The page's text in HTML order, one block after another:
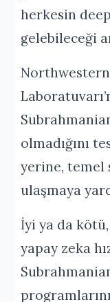
herkesin
gelebileceği
Northwestern
olmadığını
yerine, temel
ulaşmaya
İyi ya da
yapay zeka